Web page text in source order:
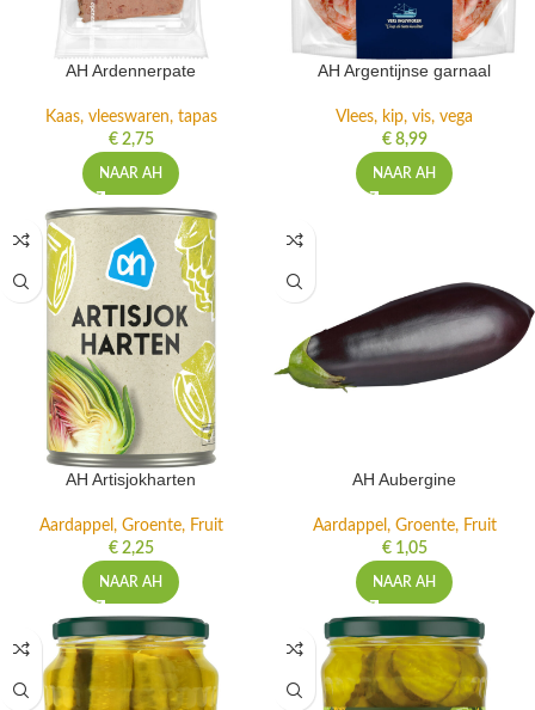
AH Ardennerpate
Kaas, vleeswaren, tapas
€2,75
NAAR AH
AH Argentijnse garnaal
Vlees, kip, vis, vega
€8,99
NAAR AH
AH Artisjokharten
Aardappel, Groente, Fruit
€2,25
NAAR AH
AH Aubergine
Aardappel, Groente, Fruit
€1,05
NAAR AH